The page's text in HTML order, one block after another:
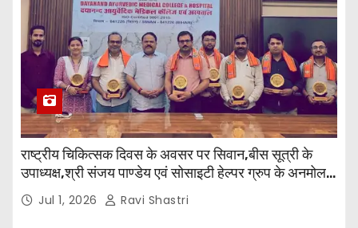
राष्ट्रीय चिकित्सक दिवस के अवसर पर सिवान,बीस सूत्री के
उपाध्यक्ष,श्री संजय पाण्डेय एवं सोसाइटी हेल्पर ग्रुप के अनमोल
जी तथा इनर व्हील क्लब की अध्यक्षा श्रीमती आरती अलोक वर्मा
एवं उनकी टीम द्वारा महाविद्यालय के प्राचार्य डॉ. सुधांशु शेखर
Jul 1, 2026 Ravi Shastri